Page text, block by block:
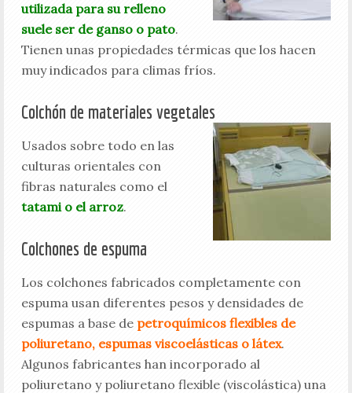
utilizada para su relleno
suele ser de ganso o pato.
Tienen unas propiedades térmicas que los hacen
muy indicados para climas fríos.
Colchón de materiales vegetales
Usados sobre todo en las
culturas orientales con
fibras naturales como el
tatami o el arroz.
Colchones de espuma
Los colchones fabricados completamente con
espuma usan diferentes pesos y densidades de
espumas a base de petroquímicos flexibles de
poliuretano, espumas viscoelásticas o látex.
Algunos fabricantes han incorporado al
poliuretano y poliuretano flexible (viscolástica) una